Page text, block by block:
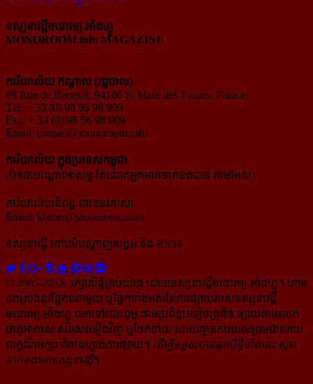
ទស្សនាវដ្ដីមនោរម្យ.អាំងហ្វូ
MONOROOM.info MAGAZINE
ការិយាល័យ កណ្ដាល (រដ្ឋបាល)
#6 Rue de Breteuil, 94100 St Maur des Fosses, France
Tél: + 33 (0) 98 06 98 909
Fax: + 33 (0) 98 56 98 909
Email: contact@monoroom.info
ការិយាល័យ ក្នុង​ប្រទេស​កម្ពុជា
(បិទជាបណ្ដោះអាសន្ន តែលោកអ្នកអាចទាក់ទងបាន តាមមែល)
ការិយាល័យនិពន្ធ ជាខេមរភាសា
Email: khmer@monoroom.info
ទស្សនាវដ្ដី​ នៅលើបណ្ដាញសង្គម និង RSS៖
© 2005-2018, រក្សាសិទ្ធិគ្រប់យ៉ាង ដោយទស្សនាវដ្ដី​មនោរម្យ.អាំងហ្វូ។ ហាម​
ដក​ស្រង់​នូវ​ផ្នែក​ណា​មួយ​ ឬ​ផ្នែក​ទាំង​អស់​នៃ​ការ​ផ្សាយ​របស់​ទស្សនាវដ្ដី​​
មនោរម្យ.អាំងហ្វូ យក​ទៅ​​បោះពុម្ព តាម​ប្រព័ន្ធ​អេឡិច​ត្រូនិច ផ្សាយ​តាម​រលក​
ធាតុអាកាស សរសេរ​ឡើង​វិញ ឬ​ចែក​ចាយ​ ដោយ​គ្មាន​ការ​យល់ព្រមជា​លាយ​
លក្ខណ៍​អក្សរ​ ពី​ចាងហ្វាង​ការ​ផ្សាយ​។ ដើម្បី​ទទួល​បាននូវសិទ្ធិ​ទាំងនេះ សូម​
ទាក់​ទង​មក​ទស្សនាវដ្ដី។